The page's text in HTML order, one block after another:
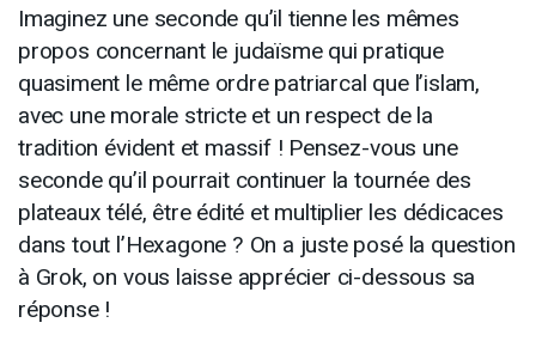
Imaginez une seconde qu’il tienne les mêmes
propos concernant le judaïsme qui pratique
quasiment le même ordre patriarcal que l’islam,
avec une morale stricte et un respect de la
tradition évident et massif ! Pensez-vous une
seconde qu’il pourrait continuer la tournée des
plateaux télé, être édité et multiplier les dédicaces
dans tout l’Hexagone ? On a juste posé la question
à Grok, on vous laisse apprécier ci-dessous sa
réponse !